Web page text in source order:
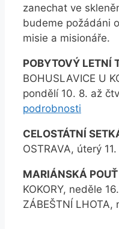
zanechat ve
budeme požádáni
misie a misionáře.
POBYTOVÝ LETNÍ
BOHUSLAVICE U
pondělí 10. 8. až
podrobnosti
CELOSTÁTNÍ
OSTRAVA, úterý
MARIÁNSKÁ POUŤ
KOKORY, neděle
ZÁBEŠTNÍ LHOTA,